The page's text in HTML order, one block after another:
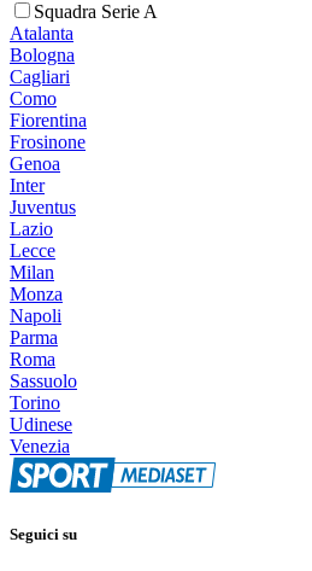
Squadra Serie A
Atalanta
Bologna
Cagliari
Como
Fiorentina
Frosinone
Genoa
Inter
Juventus
Lazio
Lecce
Milan
Monza
Napoli
Parma
Roma
Sassuolo
Torino
Udinese
Venezia
Seguici su